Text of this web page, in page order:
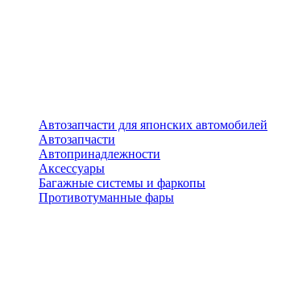
Автозапчасти для японских автомобилей
Автозапчасти
Автопринадлежности
Аксессуары
Багажные системы и фаркопы
Противотуманные фары